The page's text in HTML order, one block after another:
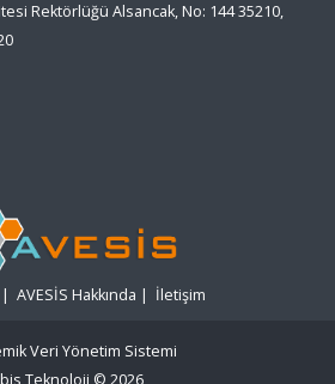
Rektörlüğü Alsancak, No: 144 35210,
| AVESİS Hakkında | İletişim
Veri Yönetim Sistemi
Teknoloji © 2026